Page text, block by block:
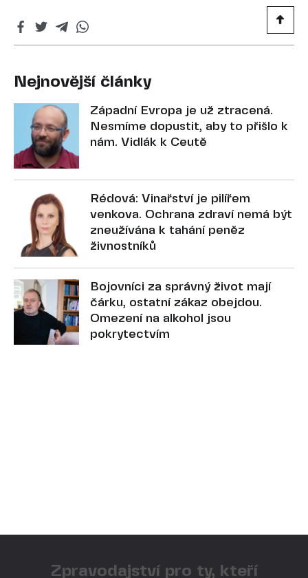
Nejnovější články
Západní Evropa je už ztracená.
Nesmíme dopustit, aby to přišlo k
nám. Vidlák k Ceutě
Rédová: Vinařství je pilířem
venkova. Ochrana zdraví nemá být
zneužívána k tahání peněz
živnostníků
Bojovníci za správný život mají
čárku, ostatní zákaz obejdou.
Omezení na alkohol jsou
pokrytectvím
Zpravodajství pro ty, kteří